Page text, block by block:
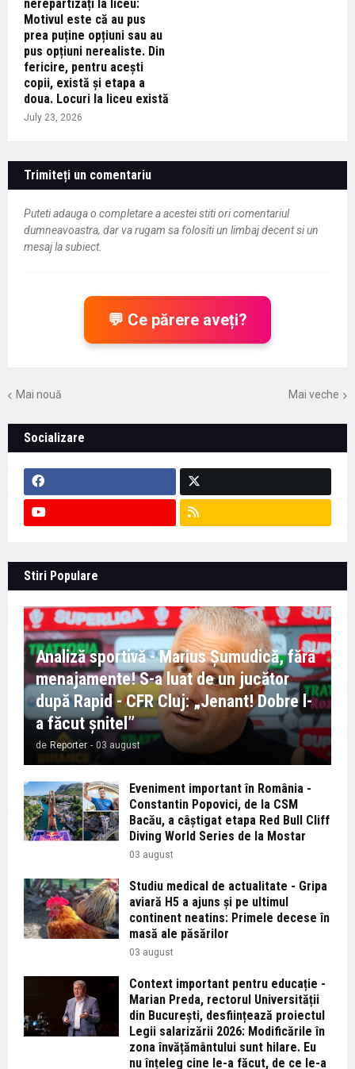
nerepartizați la liceu:
Motivul este că au pus
prea puține opțiuni sau au
pus opțiuni nerealiste. Din
fericire, pentru acești
copii, există și etapa a
doua. Locuri la liceu există
July 23, 2026
Trimiteți un comentariu
Puteti adauga o completare a acestei stiti ori comentariul
dumneavoastra, dar va rugam sa folositi un limbaj decent si un
mesaj la subiect.
💬 Ce părere aveți?
Mai nouă Mai veche
Socializare
Stiri Populare
Analiză sportivă - Marius Șumudică, fără
menajamente! S-a luat de un jucător
după Rapid - CFR Cluj: „Jenant! Dobre l-
a făcut șnitel”
de Reporter - 03 august
Eveniment important în România -
Constantin Popovici, de la CSM
Bacău, a câștigat etapa Red Bull Cliff
Diving World Series de la Mostar
03 august
Studiu medical de actualitate - Gripa
aviară H5 a ajuns și pe ultimul
continent neatins: Primele decese în
masă ale păsărilor
03 august
Context important pentru educație -
Marian Preda, rectorul Universității
din București, desființează proiectul
Legii salarizării 2026: Modificările în
zona învățământului sunt hilare. Eu
nu înțeleg cine le-a făcut, de ce le-a